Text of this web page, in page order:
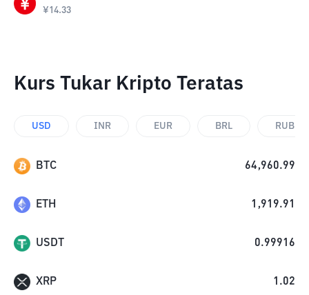
¥14.33
Kurs Tukar Kripto Teratas
USD INR EUR BRL RUB
BTC 64,960.99
ETH 1,919.91
USDT 0.99916
XRP 1.02